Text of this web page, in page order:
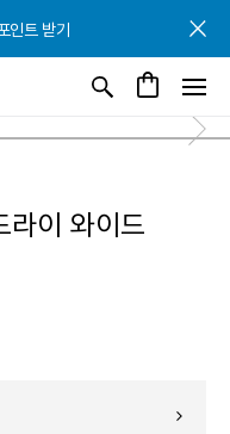
인트 받기
인트 받기
인트 받기
라이 와이드